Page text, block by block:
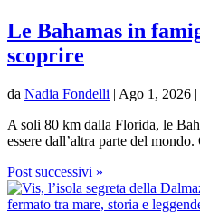
Le Bahamas in
scoprire
da Nadia Fondelli | Ago 1, 2026 |
A soli 80 km dalla Florida, le
essere dall’altra parte del
Post successivi »